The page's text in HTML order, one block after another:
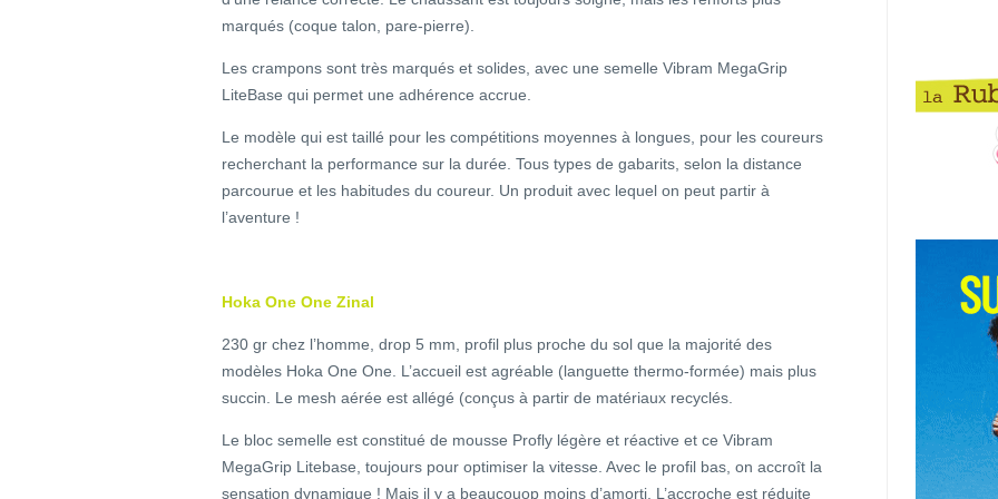
marqués (coque talon, pare-pierre).
Les crampons sont très marqués et solides, avec une semelle Vibram MegaGrip
LiteBase qui permet une adhérence accrue.
Le modèle qui est taillé pour les compétitions moyennes à longues, pour les coureurs
recherchant la performance sur la durée. Tous types de gabarits, selon la distance
parcourue et les habitudes du coureur. Un produit avec lequel on peut partir à
l’aventure !
Hoka One One Zinal
230 gr chez l’homme, drop 5 mm, profil plus proche du sol que la majorité des
modèles Hoka One One. L’accueil est agréable (languette thermo-formée) mais plus
succin. Le mesh aérée est allégé (conçus à partir de matériaux recyclés.
Le bloc semelle est constitué de mousse Profly légère et réactive et ce Vibram
MegaGrip Litebase, toujours pour optimiser la vitesse. Avec le profil bas, on accroît la
sensation dynamique ! Mais il y a beaucouop moins d’amorti. L’accroche est réduite